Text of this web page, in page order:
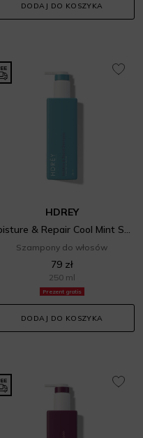
DODAJ DO KOSZYKA
Prezent gratis
HDREY
Moisture & Repair Cool Mint Shampoo
Szampony do włosów
79 zł
250 ml
DODAJ DO KOSZYKA